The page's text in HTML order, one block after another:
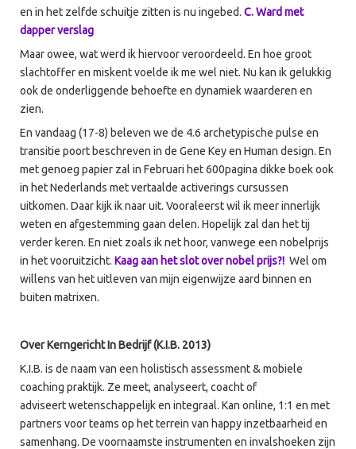
en in het zelfde schuitje zitten is nu ingebed. C. Ward met
dapper verslag
Maar owee, wat werd ik hiervoor veroordeeld. En hoe groot
slachtoffer en miskent voelde ik me wel niet. Nu kan ik gelukkig
ook de onderliggende behoefte en dynamiek waarderen en
zien.
En vandaag (17-8) beleven we de 4.6 archetypische pulse en
transitie poort beschreven in de Gene Key en Human design. En
met genoeg papier zal in Februari het 600pagina dikke boek ook
in het Nederlands met vertaalde activerings cursussen
uitkomen. Daar kijk ik naar uit. Vooraleerst wil ik meer innerlijk
weten en afgestemming gaan delen. Hopelijk zal dan het tij
verder keren. En niet zoals ik net hoor, vanwege een nobelprijs
in het vooruitzicht. Kaag aan het slot over nobel prijs?! Wel om
willens van het uitleven van mijn eigenwijze aard binnen en
buiten matrixen.
Over Kerngericht In Bedrijf (K.I.B. 2013)
K.I.B. is de naam van een holistisch assessment & mobiele
coaching praktijk. Ze meet, analyseert, coacht of
adviseert wetenschappelijk en integraal. Kan online, 1:1 en met
partners voor teams op het terrein van happy inzetbaarheid en
samenhang. De voornaamste instrumenten en invalshoeken zijn